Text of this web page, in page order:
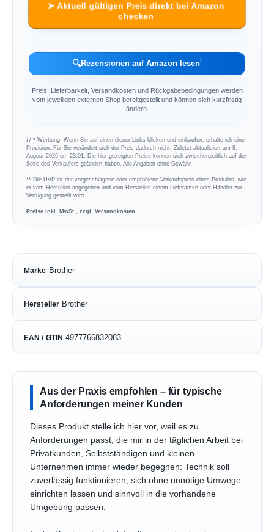
➤ Aktuell gültigen Preis direkt bei Amazon
checken
🔍Rezensionen auf Amazon lesenℹ︎
Preis, Lieferbarkeit, Versandkosten und Rückgabebedingungen werden
vom jeweiligen externen Shop bereitgestellt und können sich kurzfristig
ändern.
ℹ︎ / * Werbung: Wenn Sie auf einen dieser Links klicken und einkaufen, erhalte ich eine
Provision. Für Sie verändert sich der Preis dadurch nicht. Zuletzt aktualisiert am 8.
August 2026 um 23:01. Die hier gezeigten Preise können sich zwischenzeitlich auf der
Seite des Verkäufers geändert haben. Alle Angaben ohne Gewähr.
** Die UVP ist der vorgeschlagene oder empfohlene Verkaufspreis eines Produkts, wie
er vom Hersteller angegeben und vom Hersteller, einem Lieferanten oder Händler zur
Verfügung gestellt wird.
Preise inkl. MwSt., zzgl. Versandkosten
Marke Brother
Hersteller Brother
EAN / GTIN 4977766832083
Aus der Praxis empfohlen – für typische
Anforderungen meiner Kunden
Dieses Produkt stelle ich hier vor, weil es zu
Anforderungen passt, die mir in der täglichen Arbeit bei
Privatkunden, Selbstständigen und kleinen
Unternehmen immer wieder begegnen: Technik soll
zuverlässig funktionieren, sich ohne unnötige Umwege
einrichten lassen und sinnvoll in die vorhandene
Umgebung passen.